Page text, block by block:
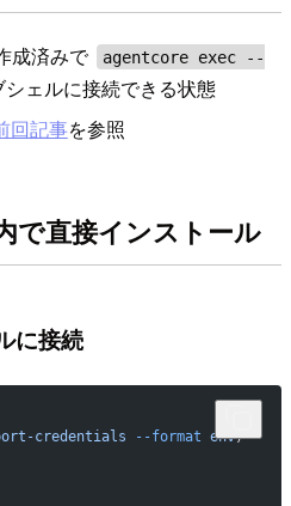
成済みで
agentcore exec --
ェルに接続できる状態
回記事を参照
で直接インストール
に接続
credentials --format env)